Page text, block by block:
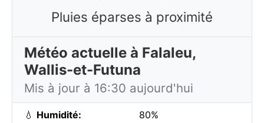
Pluies éparses à proximité
Météo actuelle à Falaleu,
Wallis-et-Futuna
Mis à jour à 16:30 aujourd'hui
💧 Humidité: 80%